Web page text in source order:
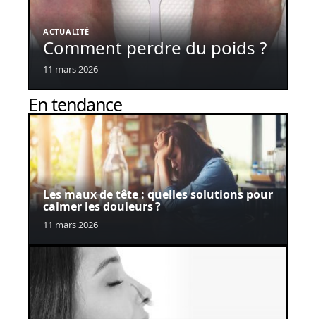
ACTUALITÉ
Comment perdre du poids ?
11 mars 2026
En tendance
Les maux de tête : quelles solutions pour
calmer les douleurs ?
11 mars 2026